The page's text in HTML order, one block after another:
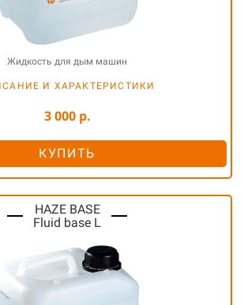
Жидкость для дым машин
И ХАРАКТЕРИСТИКИ
3 000 р.
КУПИТЬ
HAZE BASE
Fluid base L